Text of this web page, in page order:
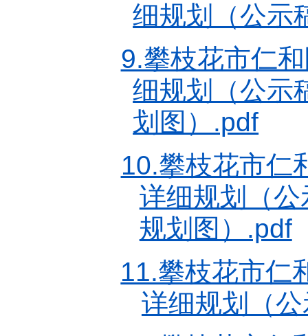
细规划（公示
9.攀枝花市仁
细规划（公示
划图）.pdf
10.攀枝花市仁
详细规划（
规划图）.pdf
11.攀枝花市仁
详细规划（